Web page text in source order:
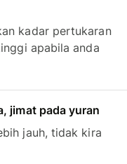
kadar pertukaran
apabila anda
jimat pada yuran
jauh, tidak kira